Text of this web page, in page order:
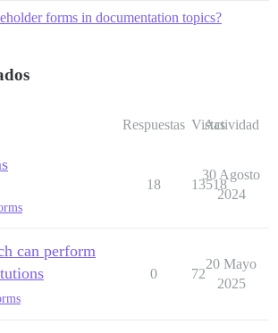
forms in documentation topics?
Respuestas Vistas
Actividad
18 13518
30 Agosto
2024
can perform
0 72
20 Mayo
2025